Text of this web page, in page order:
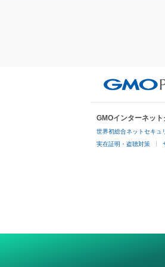
GMOインターネッ
世界初総合ネットセキュ
実在証明・盗聴対策